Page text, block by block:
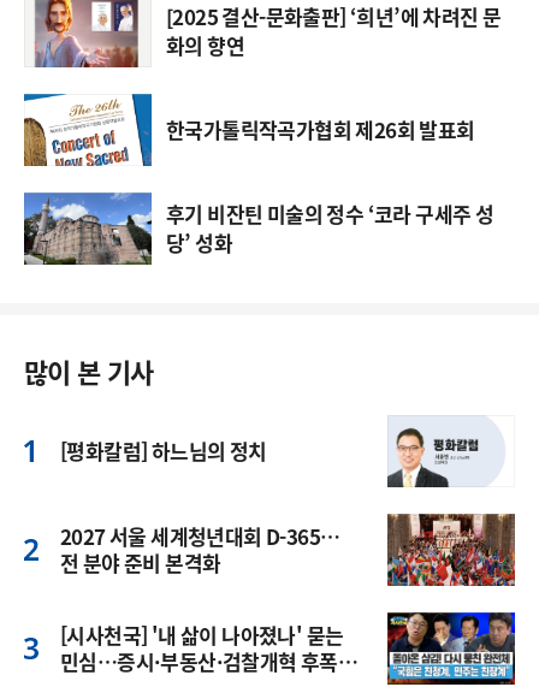
[2025 결산-문화출판] ‘희년’에 차려진 문
화의 향연
한국가톨릭작곡가협회 제26회 발표회
후기 비잔틴 미술의 정수 ‘코라 구세주 성
당’ 성화
많이 본 기사
[평화칼럼] 하느님의 정치
2027 서울 세계청년대회 D-365…
전 분야 준비 본격화
[시사천국] '내 삶이 나아졌나' 묻는
민심…증시·부동산·검찰개혁 후폭